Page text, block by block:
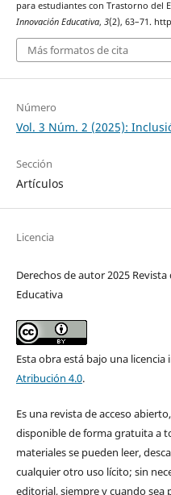
para estudiantes con Trastorno del
Innovación Educativa, 3(2), 63–71.
Más formatos de cita
Número
Vol. 3 Núm. 2 (2025):
Sección
Artículos
Licencia
Derechos de autor 2025
Educativa
Esta obra está bajo una
Atribución 4.0.
Es una revista de acceso
disponible de forma gratuita a
materiales se pueden leer,
cualquier otro uso lícito; sin
editorial, siempre y cuando